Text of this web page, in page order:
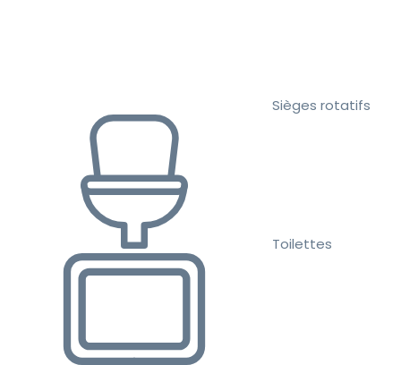
Sièges rotatifs
Toilettes